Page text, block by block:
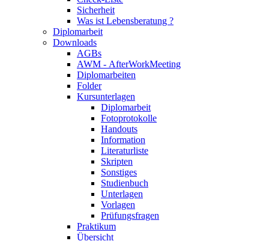
Sicherheit
Was ist Lebensberatung ?
Diplomarbeit
Downloads
AGBs
AWM - AfterWorkMeeting
Diplomarbeiten
Folder
Kursunterlagen
Diplomarbeit
Fotoprotokolle
Handouts
Information
Literaturliste
Skripten
Sonstiges
Studienbuch
Unterlagen
Vorlagen
Prüfungsfragen
Praktikum
Übersicht